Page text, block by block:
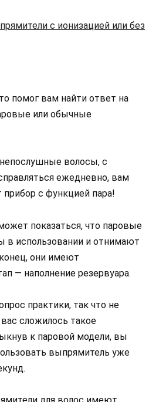
с ионизацией или без
помог вам найти ответ на
или обычные
волосы, с
ежедневно, вам
прибор с функцией пара!
показаться, что паровые
в использовании и отнимают
они имеют
— наполнение резервуара.
практики, так что не
сложилось такое
к паровой модели, вы
выпрямитель уже